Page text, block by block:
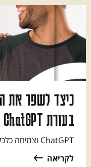
כיצד לשפר את
בעזרת ChatGPT
ChatGPT וצמיחה כלכלית- איך עושים את זה?
לקריאה